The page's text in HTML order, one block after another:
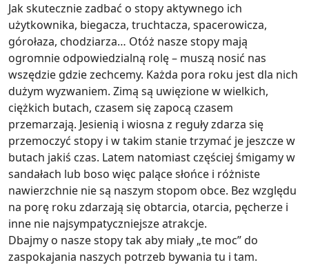
Jak skutecznie zadbać o stopy aktywnego ich
użytkownika, biegacza, truchtacza, spacerowicza,
górołaza, chodziarza… Otóż nasze stopy mają
ogromnie odpowiedzialną rolę – muszą nosić nas
wszędzie gdzie zechcemy. Każda pora roku jest dla nich
dużym wyzwaniem. Zimą są uwięzione w wielkich,
ciężkich butach, czasem się zapocą czasem
przemarzają. Jesienią i wiosna z reguły zdarza się
przemoczyć stopy i w takim stanie trzymać je jeszcze w
butach jakiś czas. Latem natomiast częściej śmigamy w
sandałach lub boso więc palące słońce i różniste
nawierzchnie nie są naszym stopom obce. Bez względu
na porę roku zdarzają się obtarcia, otarcia, pęcherze i
inne nie najsympatyczniejsze atrakcje.
Dbajmy o nasze stopy tak aby miały „te moc” do
zaspokajania naszych potrzeb bywania tu i tam.